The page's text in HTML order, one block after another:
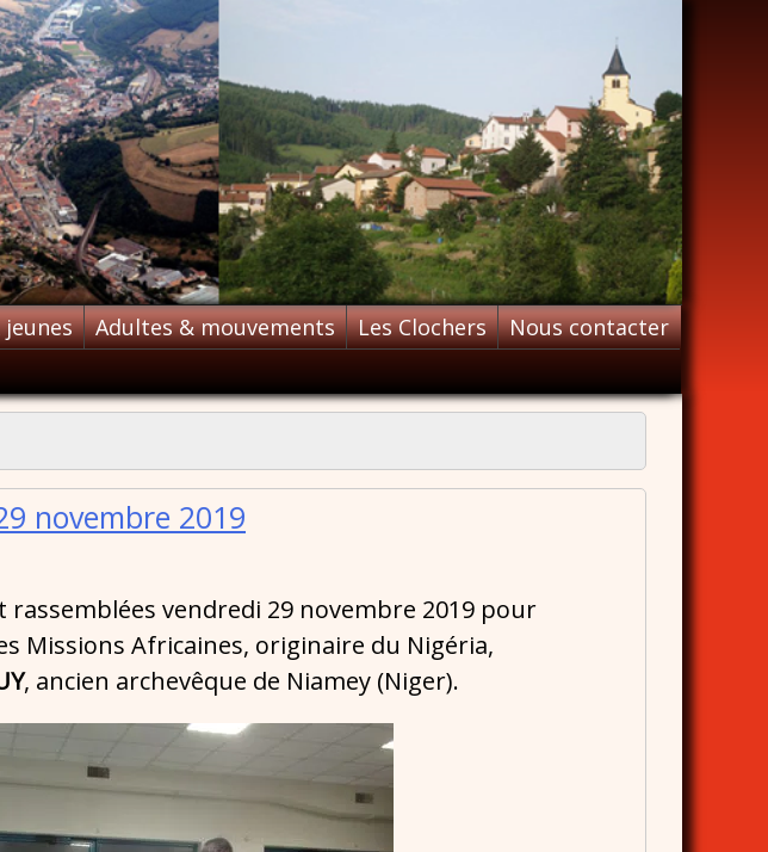
Adultes & mouvements Les Clochers
Nous contacter
novembre 2019
vendredi 29 novembre 2019 pour
Missions Africaines, originaire du Nigéria,
, ancien archevêque de Niamey (Niger).